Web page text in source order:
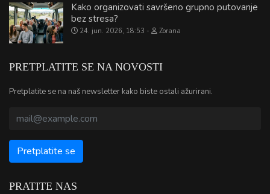
Kako organizovati savršeno grupno putovanje
bez stresa?
24. jun. 2026, 18:53 Zorana
PRETPLATITE SE NA NOVOSTI
Pretplatite se na naš newsletter kako biste ostali ažurirani.
PRATITE NAS